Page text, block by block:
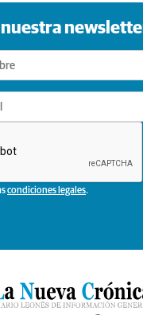
condiciones legales.